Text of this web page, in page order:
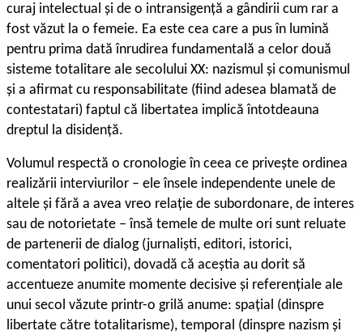
curaj intelectual și de o intransigență a gândirii cum rar a
fost văzut la o femeie. Ea este cea care a pus în lumină
pentru prima dată înrudirea fundamentală a celor două
sisteme totalitare ale secolului XX: nazismul și comunismul
și a afirmat cu responsabilitate (fiind adesea blamată de
contestatari) faptul că libertatea implică întotdeauna
dreptul la disidență.
Volumul respectă o cronologie în ceea ce privește ordinea
realizării interviurilor – ele însele independente unele de
altele și fără a avea vreo relație de subordonare, de interes
sau de notorietate – însă temele de multe ori sunt reluate
de partenerii de dialog (jurnaliști, editori, istorici,
comentatori politici), dovadă că aceștia au dorit să
accentueze anumite momente decisive și referențiale ale
unui secol văzute printr-o grilă anume: spațial (dinspre
libertate către totalitarisme), temporal (dinspre nazism și